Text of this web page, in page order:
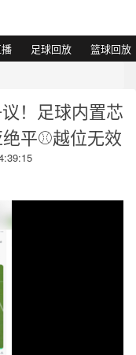
足球回放
篮球回放
！足球内置芯
平⚾越位无效